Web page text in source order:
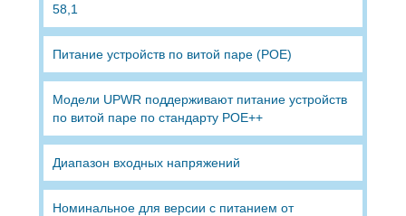
58,1
Питание устройств по витой паре (POE)
Модели UPWR поддерживают питание устройств
по витой паре по стандарту POE++
Диапазон входных напряжений
Номинальное для версии с питанием от